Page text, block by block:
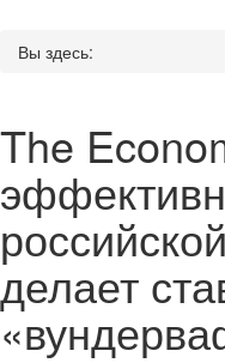
Вы здесь:
The
делает